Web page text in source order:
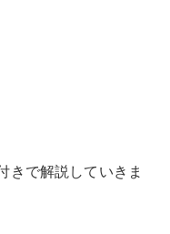
きで解説していきま